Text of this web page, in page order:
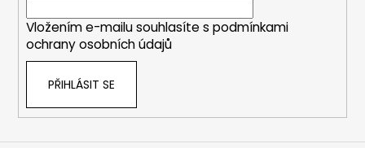
Vložením e-mailu souhlasíte s podmínkami
ochrany osobních údajů
PŘIHLÁSIT SE